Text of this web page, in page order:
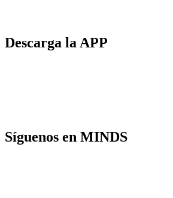
Descarga la APP
Síguenos en MINDS